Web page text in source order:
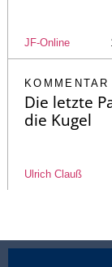
JF-Online
KOMMENTAR
Die letzte
die Kugel
Ulrich Clauß